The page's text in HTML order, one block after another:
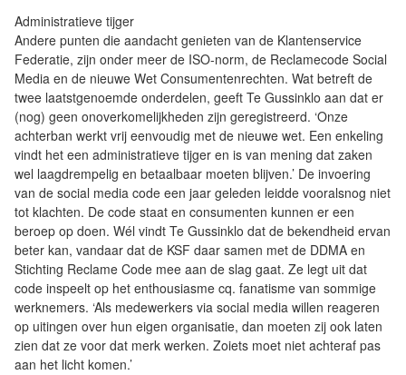
Administratieve tijger
Andere punten die aandacht genieten van de Klantenservice
Federatie, zijn onder meer de ISO-norm, de Reclamecode Social
Media en de nieuwe Wet Consumentenrechten. Wat betreft de
twee laatstgenoemde onderdelen, geeft Te Gussinklo aan dat er
(nog) geen onoverkomelijkheden zijn geregistreerd. ‘Onze
achterban werkt vrij eenvoudig met de nieuwe wet. Een enkeling
vindt het een administratieve tijger en is van mening dat zaken
wel laagdrempelig en betaalbaar moeten blijven.’ De invoering
van de social media code een jaar geleden leidde vooralsnog niet
tot klachten. De code staat en consumenten kunnen er een
beroep op doen. Wél vindt Te Gussinklo dat de bekendheid ervan
beter kan, vandaar dat de KSF daar samen met de DDMA en
Stichting Reclame Code mee aan de slag gaat. Ze legt uit dat
code inspeelt op het enthousiasme cq. fanatisme van sommige
werknemers. ‘Als medewerkers via social media willen reageren
op uitingen over hun eigen organisatie, dan moeten zij ook laten
zien dat ze voor dat merk werken. Zoiets moet niet achteraf pas
aan het licht komen.’